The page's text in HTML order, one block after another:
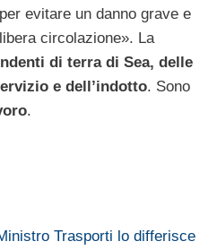
evitare un danno grave e
circolazione». La
di terra di Sea, delle
e dell’indotto. Sono
.
Trasporti lo differisce